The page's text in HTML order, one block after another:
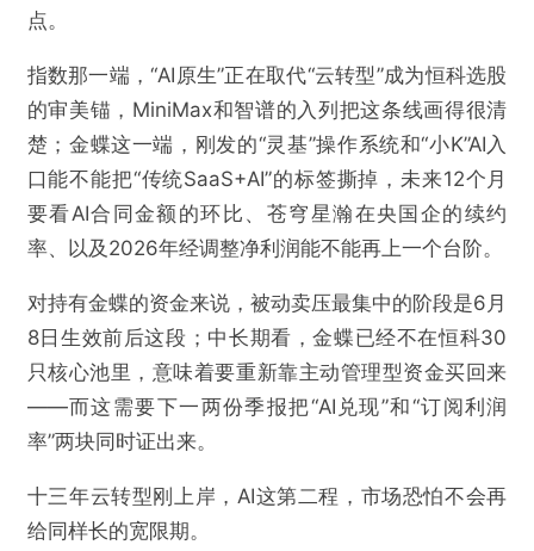
点。
指数那一端，“AI原生”正在取代“云转型”成为恒科选股
的审美锚，MiniMax和智谱的入列把这条线画得很清
楚；金蝶这一端，刚发的“灵基”操作系统和“小K”AI入
口能不能把“传统SaaS+AI”的标签撕掉，未来12个月
要看AI合同金额的环比、苍穹星瀚在央国企的续约
率、以及2026年经调整净利润能不能再上一个台阶。
对持有金蝶的资金来说，被动卖压最集中的阶段是6月
8日生效前后这段；中长期看，金蝶已经不在恒科30
只核心池里，意味着要重新靠主动管理型资金买回来
——而这需要下一两份季报把“AI兑现”和“订阅利润
率”两块同时证出来。
十三年云转型刚上岸，AI这第二程，市场恐怕不会再
给同样长的宽限期。